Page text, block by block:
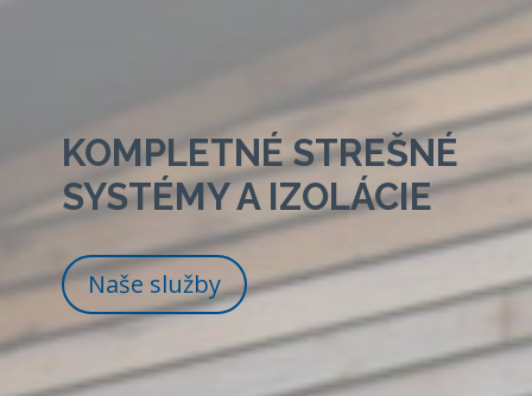
KOMPLETNÉ STREŠNÉ
SYSTÉMY A IZOLÁCIE
Naše služby